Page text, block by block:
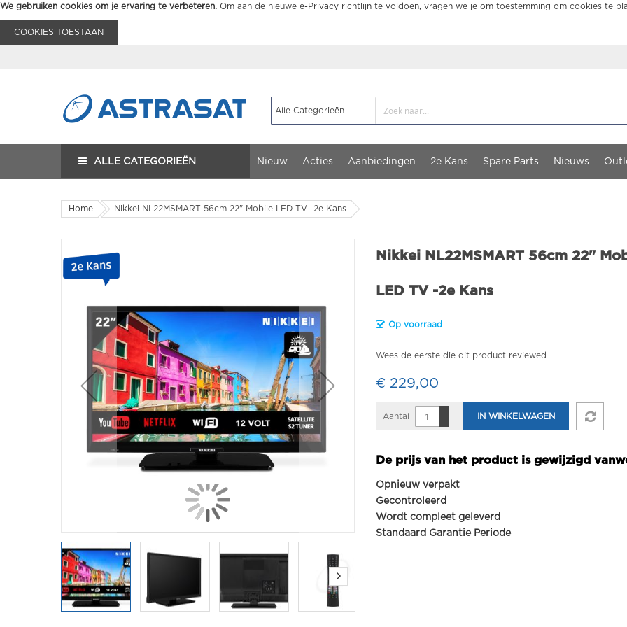
We gebruiken cookies om je ervaring te verbeteren. Om aan de nieuwe e-Privacy richtlijn te voldoen, vragen we je om toestemming om cookies te
COOKIES TOESTAAN
ALLE CATEGORIEËN Nieuw Acties Aanbiedingen 2e Kans Spare Parts Nieuws
Home Nikkei NL22MSMART 56cm 22" Mobile LED TV -2e Kans
Nikkei NL22MSMART 56cm 22"
LED TV -2e Kans
Op voorraad
Wees de eerste die dit product reviewed
€ 229,00
Aantal IN WINKELWAGEN
De prijs van het product is gewijzigd
Opnieuw verpakt
Gecontroleerd
Wordt compleet geleverd
Standaard Garantie Periode